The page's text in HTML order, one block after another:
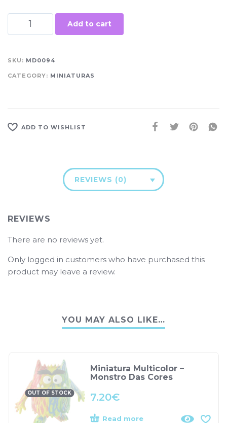
Add to cart
SKU: MD0094
CATEGORY: MINIATURAS
ADD TO WISHLIST
REVIEWS (0)
REVIEWS
There are no reviews yet.
Only logged in customers who have purchased this
product may leave a review.
YOU MAY ALSO LIKE…
OUT OF STOCK
Miniatura Multicolor –
Monstro Das Cores
7.20€
Read more